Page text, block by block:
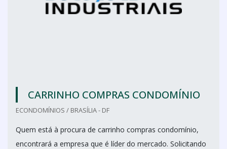
CARRINHO COMPRAS CONDOMÍNIO
ECONDOMÍNIOS / BRASÍLIA - DF
Quem está à procura de carrinho compras condomínio,
encontrará a empresa que é líder do mercado. Solicitando